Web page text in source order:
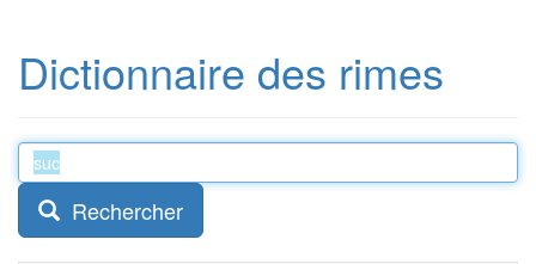
Dictionnaire des rimes
Rechercher